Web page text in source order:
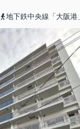
地下鉄中央線「大阪港